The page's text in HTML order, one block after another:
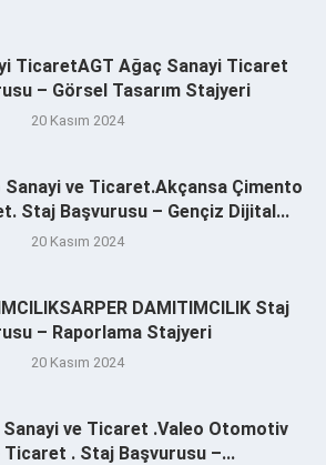
TicaretAGT Ağaç Sanayi Ticaret
– Görsel Tasarım Stajyeri
20 Kasım 2024
ve Ticaret.Akçansa Çimento
Staj Başvurusu – Gençiz Dijital...
20 Kasım 2024
DAMITIMCILIK Staj
– Raporlama Stajyeri
20 Kasım 2024
ve Ticaret .Valeo Otomotiv
Ticaret . Staj Başvurusu –...